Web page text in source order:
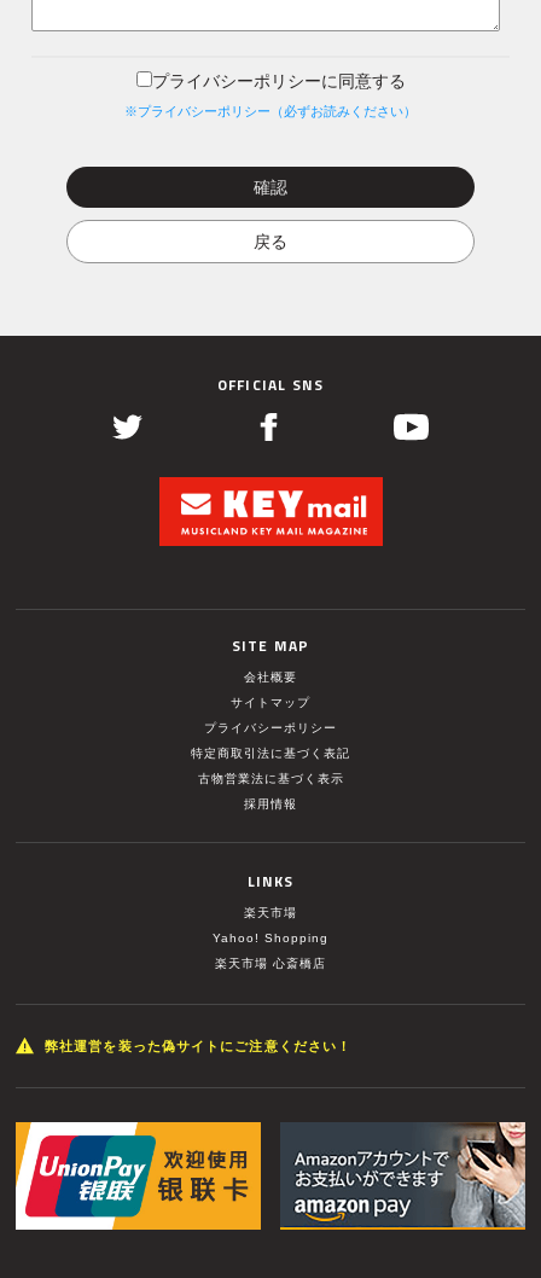
プライバシーポリシーに同意する
※プライバシーポリシー（必ずお読みください）
OFFICIAL SNS
SITE MAP
会社概要
サイトマップ
プライバシーポリシー
特定商取引法に基づく表記
古物営業法に基づく表示
採用情報
LINKS
楽天市場
Yahoo! Shopping
楽天市場 心斎橋店
弊社運営を装った偽サイトにご注意ください！